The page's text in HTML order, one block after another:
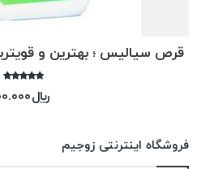
قرص سیالیس ؛ بهترین و
5.00 ﷼
فروشگاه اینترنتی زوجیم